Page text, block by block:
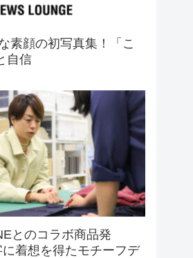
素顔の初写真集！「こ
自信
とのコラボ商品発
に着想を得たモチーフデ